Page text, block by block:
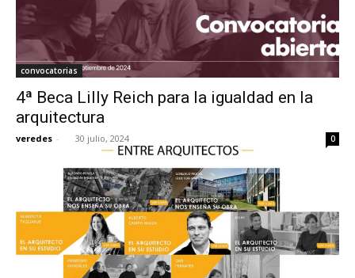
convocatorias
4ª Beca Lilly Reich para la igualdad en la
arquitectura
veredes - 30 julio, 2024 0